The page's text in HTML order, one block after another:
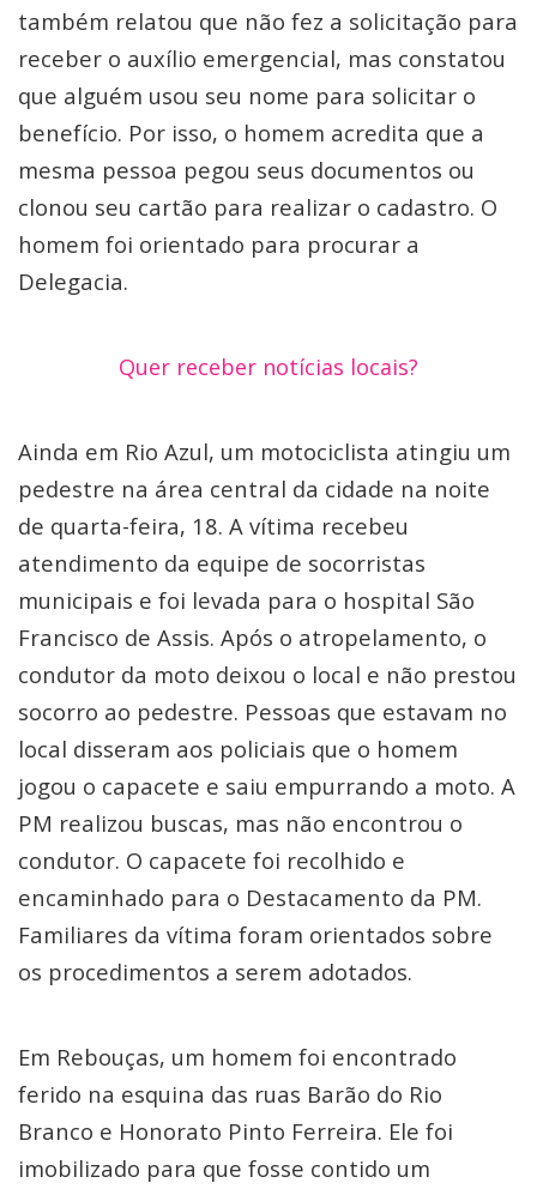
também relatou que não fez a solicitação para
receber o auxílio emergencial, mas constatou
que alguém usou seu nome para solicitar o
benefício. Por isso, o homem acredita que a
mesma pessoa pegou seus documentos ou
clonou seu cartão para realizar o cadastro. O
homem foi orientado para procurar a
Delegacia.
Quer receber notícias locais?
Ainda em Rio Azul, um motociclista atingiu um
pedestre na área central da cidade na noite
de quarta-feira, 18. A vítima recebeu
atendimento da equipe de socorristas
municipais e foi levada para o hospital São
Francisco de Assis. Após o atropelamento, o
condutor da moto deixou o local e não prestou
socorro ao pedestre. Pessoas que estavam no
local disseram aos policiais que o homem
jogou o capacete e saiu empurrando a moto. A
PM realizou buscas, mas não encontrou o
condutor. O capacete foi recolhido e
encaminhado para o Destacamento da PM.
Familiares da vítima foram orientados sobre
os procedimentos a serem adotados.
Em Rebouças, um homem foi encontrado
ferido na esquina das ruas Barão do Rio
Branco e Honorato Pinto Ferreira. Ele foi
imobilizado para que fosse contido um